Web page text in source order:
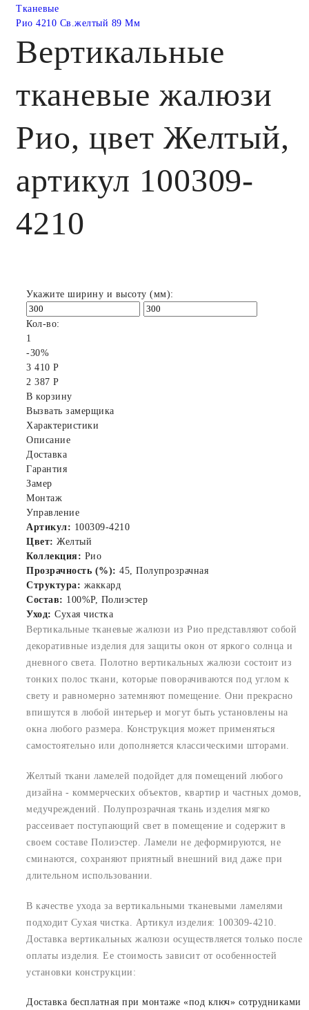
Тканевые
Рио 4210 Св.желтый 89 Мм
Вертикальные
тканевые жалюзи
Рио, цвет Желтый,
артикул 100309-
4210
Укажите ширину и высоту (мм):
Кол-во:
1
-30%
3 410 Р
2 387 Р
В корзину
Вызвать замерщика
Характеристики
Описание
Доставка
Гарантия
Замер
Монтаж
Управление
Артикул: 100309-4210
Цвет: Желтый
Коллекция: Рио
Прозрачность (%): 45, Полупрозрачная
Структура: жаккард
Состав: 100%P, Полиэстер
Уход: Сухая чистка
Вертикальные тканевые жалюзи из Рио представляют собой
декоративные изделия для защиты окон от яркого солнца и
дневного света. Полотно вертикальных жалюзи состоит из
тонких полос ткани, которые поворачиваются под углом к
свету и равномерно затемняют помещение. Они прекрасно
впишутся в любой интерьер и могут быть установлены на
окна любого размера. Конструкция может применяться
самостоятельно или дополняется классическими шторами.
Желтый ткани ламелей подойдет для помещений любого
дизайна - коммерческих объектов, квартир и частных домов,
медучреждений. Полупрозрачная ткань изделия мягко
рассеивает поступающий свет в помещение и содержит в
своем составе Полиэстер. Ламели не деформируются, не
сминаются, сохраняют приятный внешний вид даже при
длительном использовании.
В качестве ухода за вертикальными тканевыми ламелями
подходит Сухая чистка. Артикул изделия: 100309-4210.
Доставка вертикальных жалюзи осуществляется только после
оплаты изделия. Ее стоимость зависит от особенностей
установки конструкции:
Доставка бесплатная при монтаже «под ключ» сотрудниками